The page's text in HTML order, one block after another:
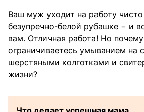
Ваш муж уходит на работу
безупречно-белой рубашке − и
вам. Отличная работа! Но
ограничиваетесь умыванием на
шерстяными колготками и
жизни?